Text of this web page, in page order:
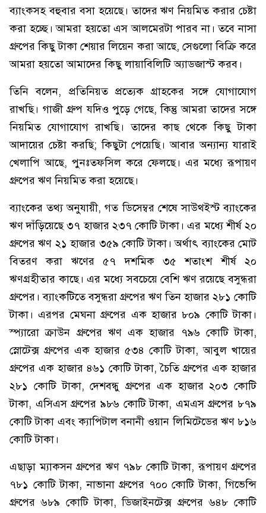
ব্যাংকসহ বহুবার বসা হয়েছে। তাদের ঋণ নিয়মিত করার চেষ্টা
করা হচ্ছে। আমরা হয়তো এস আলমেরটা পারব না। তবে নাসা
গ্রুপের কিছু টাকা শেয়ার লিয়েন করা আছে, সেগুলো বিক্রি করে
আমরা হয়তো আমাদের কিছু লায়াবিলিটি অ্যাডজাস্ট করব।
তিনি বলেন, প্রতিনিয়ত প্রত্যেক গ্রাহকের সঙ্গে যোগাযোগ
রাখছি। গাজী গ্রুপ যদিও পুড়ে গেছে, কিন্তু আমরা তাদের সঙ্গে
নিয়মিত যোগাযোগ রাখছি। তাদের কাছ থেকে কিছু টাকা
আদায়ের চেষ্টা করছি; কিছুটা পেয়েছি। আবার অন্যান্য যারাই
খেলাপি আছে, পুনঃতফসিল করে ফেলছে। এর মধ্যে রূপায়ণ
গ্রুপের ঋণ নিয়মিত করা হয়েছে।
ব্যাংকের তথ্য অনুযায়ী, গত ডিসেম্বর শেষে সাউথইস্ট ব্যাংকের
ঋণ দাঁড়িয়েছে ৩৭ হাজার ২৩৭ কোটি টাকা। এর মধ্যে শীর্ষ ২০
গ্রুপের ঋণ ২১ হাজার ৩৫৯ কোটি টাকা। অর্থাৎ ব্যাংকের মোট
বিতরণ করা ঋণের ৫৭ দশমিক ৩৫ শতাংশ শীর্ষ ২০
ঋণগ্রহীতার কাছে। এর মধ্যে সবচেয়ে বেশি ঋণ রয়েছে বসুন্ধরা
গ্রুপের। ব্যাংকটিতে বসুন্ধরা গ্রুপের ঋণ তিন হাজার ২৮১ কোটি
টাকা। এরপর মেঘনা গ্রুপের এক হাজার ৮০৯ কোটি টাকা।
স্প্যারো ক্রাউন গ্রুপের ঋণ এক হাজার ৭৯৬ কোটি টাকা,
স্নোটেক্স গ্রুপের এক হাজার ৫৩৪ কোটি টাকা, আবুল খায়ের
গ্রুপের এক হাজার ৪৬১ কোটি টাকা, চৈতি গ্রুপের এক হাজার
২৮১ কোটি টাকা, দেশবন্ধু গ্রুপের এক হাজার ২০৩ কোটি
টাকা, এসিএস গ্রুপের ৯৮৬ কোটি টাকা, এমএস গ্রুপের ৮৭৯
কোটি টাকা এবং ক্যাপিটাল বনানী ওয়ান লিমিটেডের ঋণ ৮১৬
কোটি টাকা।
এছাড়া ম্যাকসন গ্রুপের ঋণ ৭৯৮ কোটি টাকা, রূপায়ণ গ্রুপের
৭৮১ কোটি টাকা, নাভানা গ্রুপের ৭০০ কোটি টাকা, গিভেন্সি
গ্রুপের ৬৮৯ কোটি টাকা, ডিজাইনটেক্স গ্রুপের ৬৪৮ কোটি